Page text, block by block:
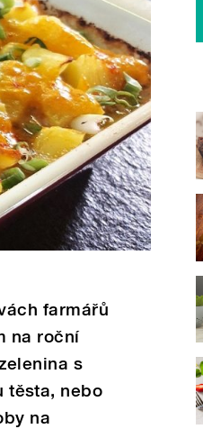
farmářů
na roční
s
těsta, nebo
na